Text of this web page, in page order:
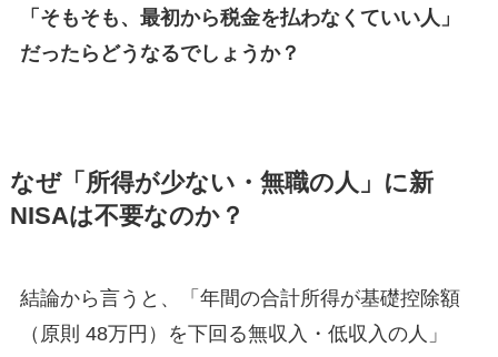
「そもそも、最初から税金を払わなくていい人」
だったらどうなるでしょうか？
なぜ「所得が少ない・無職の人」に新
NISAは不要なのか？
結論から言うと、「年間の合計所得が基礎控除額
（原則 48万円）を下回る無収入・低収入の人」